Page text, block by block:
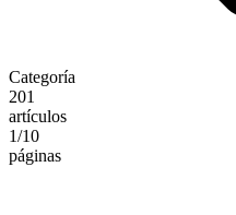
Categoría
201
artículos
1/10
páginas